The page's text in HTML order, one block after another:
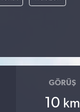
GÖRÜŞ
10 km